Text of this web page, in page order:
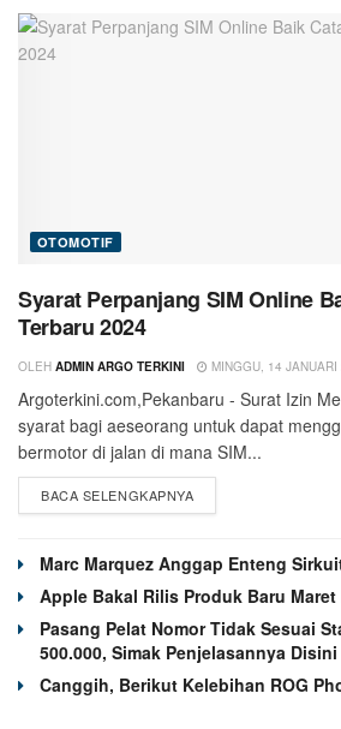
OTOMOTIF
Syarat Perpanjang SIM Online
Terbaru 2024
OLEH ADMIN ARGO TERKINI MINGGU, 14 JANUARI
Argoterkini.com,Pekanbaru - Surat Izin
syarat bagi aeseorang untuk dapat
bermotor di jalan di mana SIM...
BACA SELENGKAPNYA
Marc Marquez Anggap Enteng
Apple Bakal Rilis Produk Baru Maret
Pasang Pelat Nomor Tidak Sesuai
500.000, Simak Penjelasannya Disini
Canggih, Berikut Kelebihan ROG